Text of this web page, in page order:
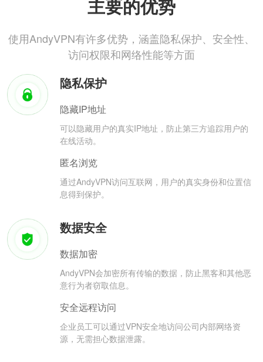
主要的优势
使用AndyVPN有许多优势，涵盖隐私保护、安全性、
访问权限和网络性能等方面
隐私保护
隐藏IP地址
可以隐藏用户的真实IP地址，防止第三方追踪用户的
在线活动。
匿名浏览
通过AndyVPN访问互联网，用户的真实身份和位置信
息得到保护。
数据安全
数据加密
AndyVPN会加密所有传输的数据，防止黑客和其他恶
意行为者窃取信息。
安全远程访问
企业员工可以通过VPN安全地访问公司内部网络资
源，无需担心数据泄露。